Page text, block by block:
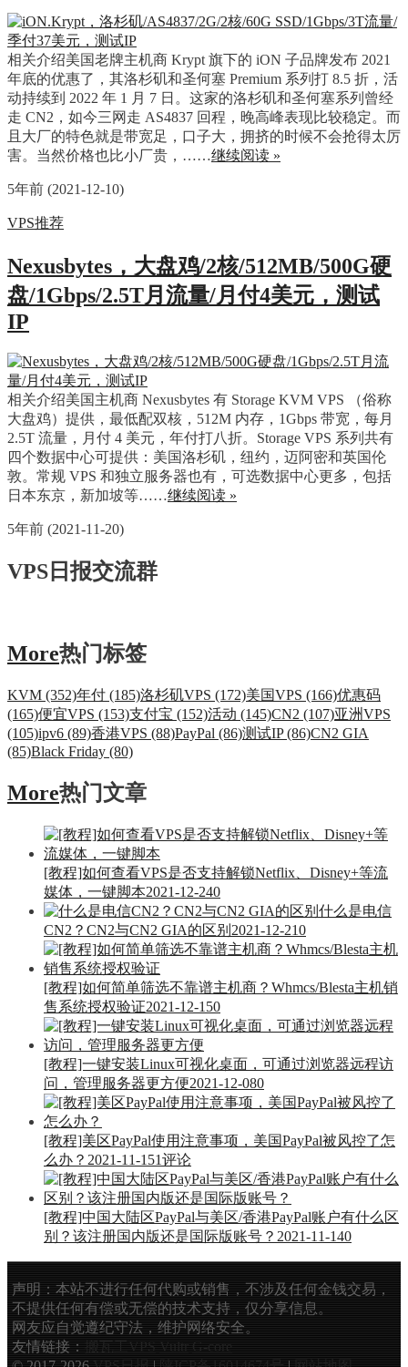
相关介绍美国老牌主机商 Krypt 旗下的 iON 子品牌发布 2021
年底的优惠了，其洛杉矶和圣何塞 Premium 系列打 8.5 折，活
动持续到 2022 年 1 月 7 日。这家的洛杉矶和圣何塞系列曾经
走 CN2，如今三网走 AS4837 回程，晚高峰表现比较稳定。而
且大厂的特色就是带宽足，口子大，拥挤的时候不会抢得太厉
害。当然价格也比小厂贵，……继续阅读 »
5年前 (2021-12-10)
VPS推荐
Nexusbytes，大盘鸡/2核/512MB/500G硬
盘/1Gbps/2.5T月流量/月付4美元，测试
IP
相关介绍美国主机商 Nexusbytes 有 Storage KVM VPS （俗称
大盘鸡）提供，最低配双核，512M 内存，1Gbps 带宽，每月
2.5T 流量，月付 4 美元，年付打八折。Storage VPS 系列共有
四个数据中心可提供：美国洛杉矶，纽约，迈阿密和英国伦
敦。常规 VPS 和独立服务器也有，可选数据中心更多，包括
日本东京，新加坡等……继续阅读 »
5年前 (2021-11-20)
VPS日报交流群
More热门标签
KVM (352)年付 (185)洛杉矶VPS (172)美国VPS (166)优惠码
(165)便宜VPS (153)支付宝 (152)活动 (145)CN2 (107)亚洲VPS
(105)ipv6 (89)香港VPS (88)PayPal (86)测试IP (86)CN2 GIA
(85)Black Friday (80)
More热门文章
[教程]如何查看VPS是否支持解锁Netflix、Disney+等流
媒体，一键脚本2021-12-240
什么是电信
CN2？CN2与CN2 GIA的区别 2021-12-210
[教程]如何简单筛选不靠谱主机商？Whmcs/Blesta主机销
售系统授权验证2021-12-150
[教程]一键安装Linux可视化桌面，可通过浏览器远程访
问，管理服务器更方便2021-12-080
[教程]美区PayPal使用注意事项，美国PayPal被风控了怎
么办？ 2021-11-151评论
[教程]中国大陆区PayPal与美区/香港PayPal账户有什么区
别？该注册国内版还是国际版账号？ 2021-11-140
声明：本站不进行任何代购或销售，不涉及任何金钱交易，
不提供任何有偿或无偿的技术支持，仅分享信息。
网友应自觉遵纪守法，维护网络安全。
友情链接： 搬瓦工VPS Vultr G-core